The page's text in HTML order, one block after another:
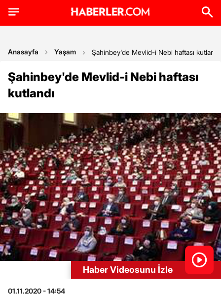
Anasayfa Yaşam Şahinbey'de Mevlid-i Nebi haftası kutlandı
Şahinbey'de Mevlid-i Nebi haftası
kutlandı
Haber Videosunu İzle
01.11.2020 - 14:54